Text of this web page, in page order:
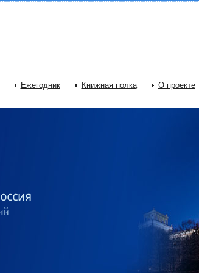
Ежегодник Книжная полка О проекте